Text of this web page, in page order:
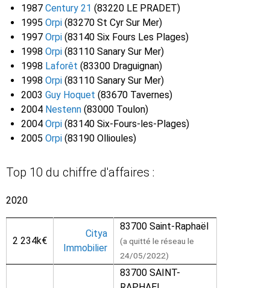
1987 Century 21 (83220 LE PRADET)
1995 Orpi (83270 St Cyr Sur Mer)
1997 Orpi (83140 Six Fours Les Plages)
1998 Orpi (83110 Sanary Sur Mer)
1998 Laforêt (83300 Draguignan)
1998 Orpi (83110 Sanary Sur Mer)
2003 Guy Hoquet (83670 Tavernes)
2004 Nestenn (83000 Toulon)
2004 Orpi (83140 Six-Fours-les-Plages)
2005 Orpi (83190 Ollioules)
Top 10 du chiffre d'affaires :
2020
2 234k€
Citya
Immobilier
83700 Saint-Raphaël
(a quitté le réseau le
24/05/2022)
83700 SAINT-